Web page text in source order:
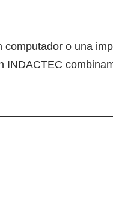
computador o una